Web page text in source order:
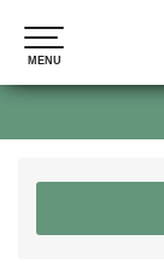
MENU
MENU